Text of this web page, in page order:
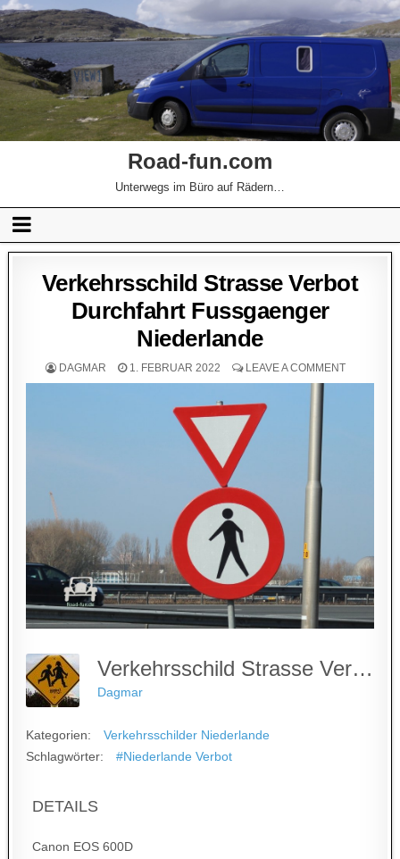
Road-fun.com
Unterwegs im Büro auf Rädern…
Verkehrsschild Strasse Verbot
Durchfahrt Fussgaenger
Niederlande
DAGMAR 1. FEBRUAR 2022 LEAVE A COMMENT
Verkehrsschild Strasse Verbot Durchfahrt Fussgaenger Niederlande
Dagmar
Kategorien:
Verkehrsschilder Niederlande
Schlagwörter:
#Niederlande Verbot
DETAILS
Canon EOS 600D